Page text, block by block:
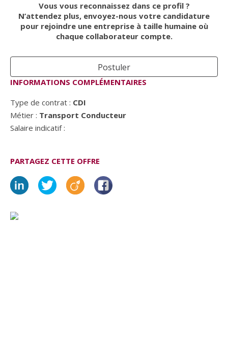
Vous vous reconnaissez dans ce profil ?
N’attendez plus, envoyez-nous votre candidature
pour rejoindre une entreprise à taille humaine où
chaque collaborateur compte.
Postuler
INFORMATIONS COMPLÉMENTAIRES
Type de contrat : CDI
Métier : Transport Conducteur
Salaire indicatif :
PARTAGEZ CETTE OFFRE